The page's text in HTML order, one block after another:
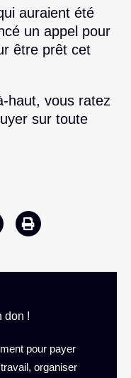
auraient été
un appel pour
être prêt cet
haut, vous ratez
sur toute
don !
pour payer
organiser